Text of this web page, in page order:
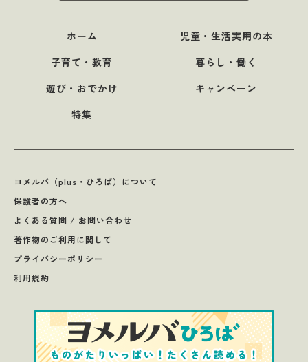
ホーム
児童・生活実用の本
子育て・教育
暮らし・働く
遊び・おでかけ
キャンペーン
特集
ヨメルバ（plus・ひろば）について
保護者の方へ
よくある質問 / お問い合わせ
著作物のご利用に関して
プライバシーポリシー
利用規約